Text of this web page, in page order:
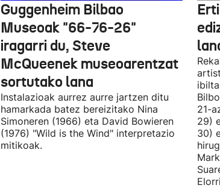
Guggenheim Bilbao
Museoak "66-76-26"
iragarri du, Steve
McQueenek museoarentzat
sortutako lana
Instalazioak aurrez aurre jartzen ditu
hamarkada batez bereizitako Nina
Simoneren (1966) eta David Bowieren
(1976) "Wild is the Wind" interpretazio
mitikoak.
21-
29)
30)